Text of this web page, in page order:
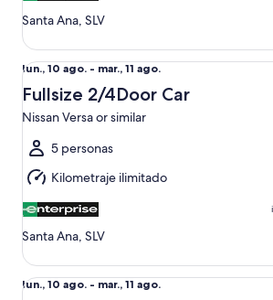
Santa Ana, SLV
Del
lun.,
10
ago.
al
mar.,
11
ago.
lun., 10 ago. - mar., 11 ago.
Fullsize 2/4Door Car
Nissan Versa or similar
5 personas
Kilometraje ilimitado
Santa Ana, SLV
Fullsize 2/4Door Car Nissan Versa or
Del
lun., 10 ago. - mar., 11 ago.
Compact SUV Nissan Kicks or similar